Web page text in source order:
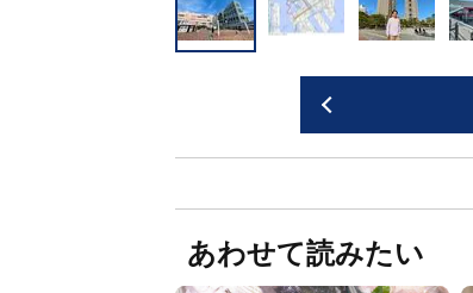
あわせて読みたい